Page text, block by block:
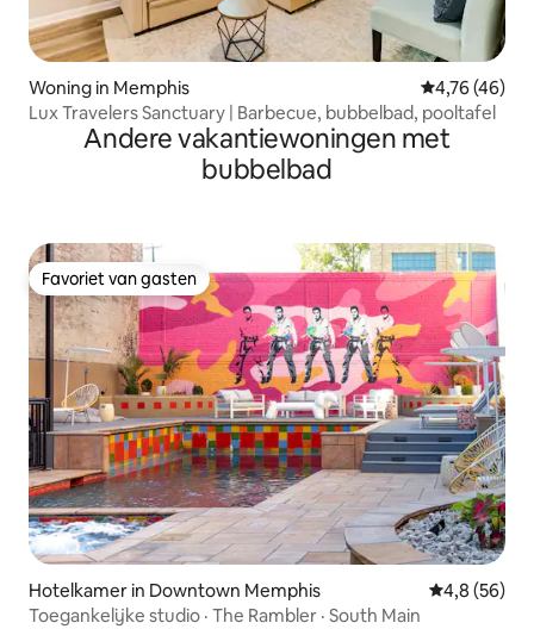
Woning in Memphis Gemiddelde
4,76 (46)
Lux Travelers Sanctuary | Barbecue, bubbelbad, pooltafel
Andere vakantiewoningen met
bubbelbad
Favoriet van gasten
Favoriet van gasten
Hotelkamer in Downtown Memphis Gemiddelde
4,8 (56)
Toegankelijke studio · The Rambler · South Main